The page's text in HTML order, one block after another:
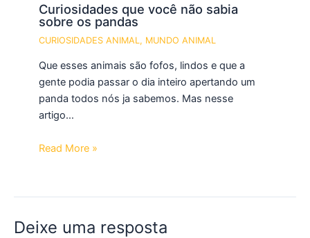
Curiosidades que você não sabia
sobre os pandas
CURIOSIDADES ANIMAL , MUNDO ANIMAL
Que esses animais são fofos, lindos e que a
gente podia passar o dia inteiro apertando um
panda todos nós ja sabemos. Mas nesse
artigo…
Read More »
Deixe uma resposta